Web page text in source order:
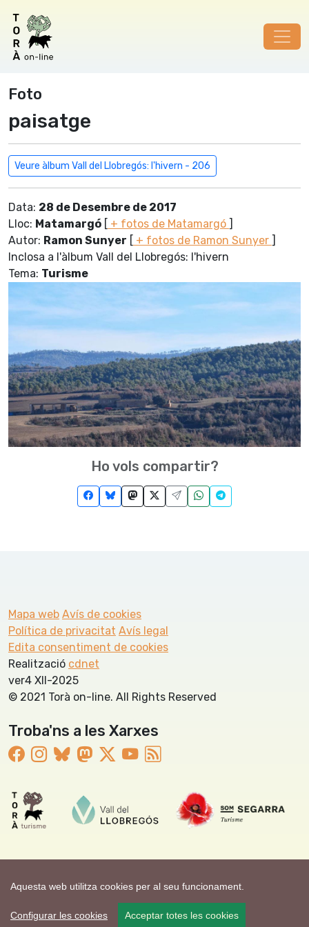
Aquesta web utilitza cookies per al seu funcionament.
Configurar les cookies Acceptar totes les cookies
Foto
paisatge
Veure àlbum Vall del Llobregós: l'hivern - 206
Data: 28 de Desembre de 2017
Lloc: Matamargó [ + fotos de Matamargó ]
Autor: Ramon Sunyer [ + fotos de Ramon Sunyer ]
Inclosa a l'àlbum Vall del Llobregós: l'hivern
Tema: Turisme
Ho vols compartir?
Mapa web Avís de cookies
Política de privacitat Avís legal
Edita consentiment de cookies
Realització cdnet
ver4 XII-2025
© 2021 Torà on-line. All Rights Reserved
Troba'ns a les Xarxes